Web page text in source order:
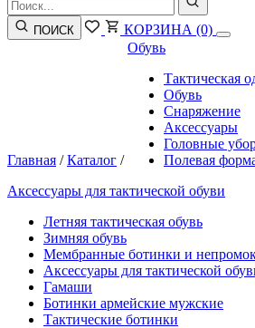
ПОИСК КОРЗИНА (0)
Главная /Каталог /
Обувь
Тактическая
Обувь
Снаряжение
Аксессуары
Головные
Полевая
Аксессуары для тактической обуви
Летняя тактическая обувь
Зимняя обувь
Мембранные ботинки и
Аксессуары для тактической
Гамаши
Ботинки армейские мужские
Тактические ботинки